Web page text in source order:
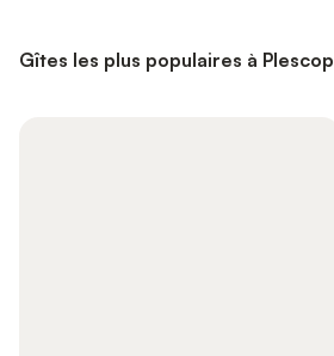
Gîtes les plus populaires à Plescop